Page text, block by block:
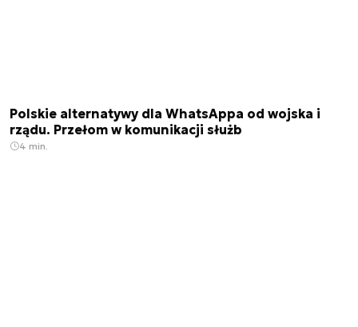
Polskie alternatywy dla WhatsAppa od wojska i
rządu. Przełom w komunikacji służb
4 min.